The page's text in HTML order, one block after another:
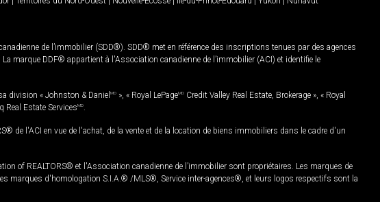
de l’immobilier (SDD®). SDD® met en référence des inscriptions tenues par des agences
marque DDF® appartient à l'Association canadienne de l’immobilier (ACI) et identifie le
division « Johnston & Daniel MD », « Royal LePageMD Credit Valley Real Estate, Brokerage », « Royal
Real Estate ServicesMD
de l'ACI en vue de l'achat, de la vente et de la location de biens immobiliers dans le cadre d'un
of REALTORS® et l'Association canadienne de l’immobilier sont propriétaires. Les marques de
marques d'homologation S.I.A.® /MLS®, Service inter-agences®, et leurs logos respectifs sont la